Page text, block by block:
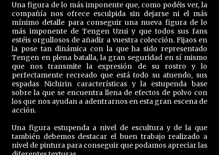
Una figura de lo más imponente que, como podéis ver, la
compañía nos ofrece esculpida sin dejarse ni el más
mínimo detalle para conseguir una nueva figura de lo
más imponente de Tengen Uzui y que todos sus fans
estéis orgullosos de añadir a vuestra colección. Fijaos en
la pose tan dinámica con la que ha sido representado
Tengen en plena batalla, la gran seguridad en sí mismo
que nos transmite la expresión de su rostro y lo
perfectamente recreado que está todo su atuendo, sus
espadas Nichirin características y la estupenda base
sobre la que se encuentra llena de efectos de polvo con
los que nos ayudan a adentrarnos en esta gran escena de
acción.
Una figura estupenda a nivel de escultura y de la que
también debemos destacar el buen trabajo realizado a
nivel de pintura para conseguir que podamos apreciar las